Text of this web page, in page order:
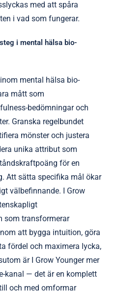
med att spåra
i vad som fungerar.
i mental hälsa bio-
mental hälsa bio-
mått som
bedömningar och
Granska regelbundet
mönster och justera
unika attribut som
för en
Att sätta specifika mål ökar
välbefinnande. I Grow
som transformerar
att bygga intuition, göra
fördel och maximera lycka,
är I Grow Younger mer
kanal — det är en komplett
och med omformar